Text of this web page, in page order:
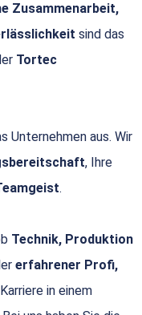
Zusammenarbeit,
sind das
Tortec
Unternehmen aus. Wir
, Ihre
.
Technik, Produktion
erfahrener Profi,
in einem